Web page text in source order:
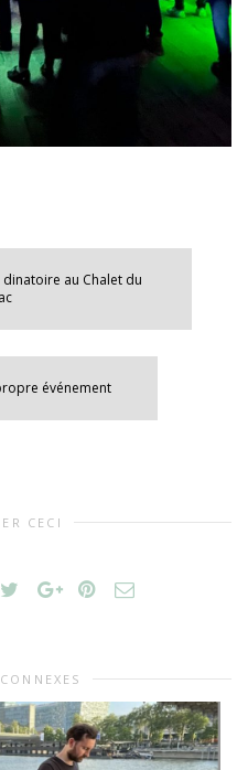
au Chalet du
événement
CECI